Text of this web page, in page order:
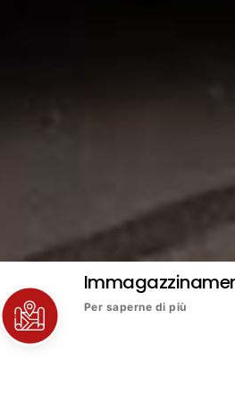
Per saperne di più